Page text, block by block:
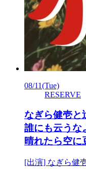
08/11(Tue)
RESERVE
なぎら健壱と
誰にも云うな
晴れたら空に
[出演] なぎら健